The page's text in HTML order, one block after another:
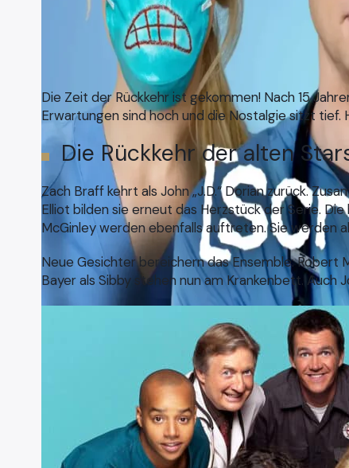
Die Zeit der Rückkehr ist gekommen! Nach 15
Erwartungen sind hoch und die Nostalgie sitzt tief.
Die Rückkehr der alten
Zach Braff kehrt als John „J.D.“ Dorian zurück.
Elliot bilden sie erneut das Herzstück der Serie.
McGinley werden ebenfalls auftreten. Sie werden
Neue Gesichter bereichern das Ensemble: Robert
Bayer als Sibby stehen nun am Krankenbett. Auch